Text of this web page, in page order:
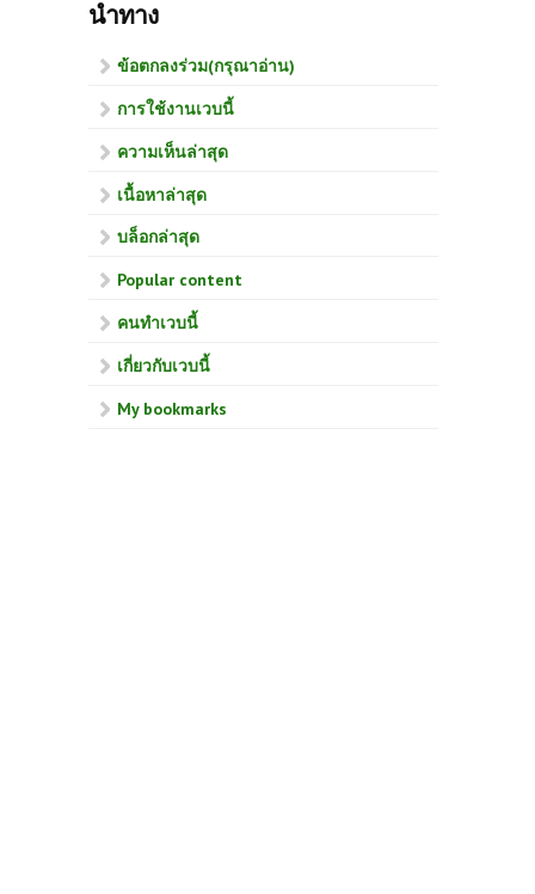
นำทาง
ข้อตกลงร่วม(กรุณาอ่าน)
การใช้งานเวบนี้
ความเห็นล่าสุด
เนื้อหาล่าสุด
บล็อกล่าสุด
Popular content
คนทำเวบนี้
เกี่ยวกับเวบนี้
My bookmarks